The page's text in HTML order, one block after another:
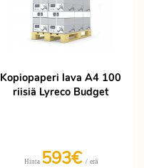
Kopiopaperi lava A4 100
riisiä Lyreco Budget
Hinta 593€ / erä